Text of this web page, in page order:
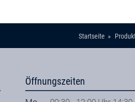
Startseite
Öffnungszeiten